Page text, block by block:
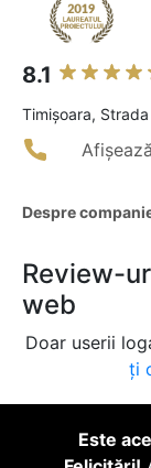
8.1
Timişoara,
Despre
Review-
web
Doar userii
ți
Este